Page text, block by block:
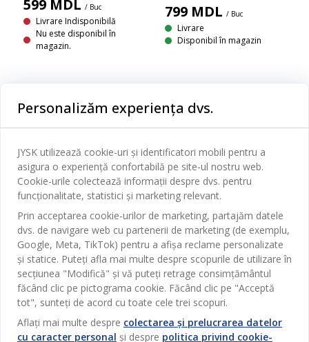
599 MDL / Buc
Livrare Indisponibilă
Nu este disponibil în
magazin.
799 MDL / Buc
Livrare
Disponibil în magazin
Categorii
Dormitor
Baie
Birou
Sufragerie
Bucătărie
Depozitare
Perdele
Grădină
Serviciul clienți
Contact Relații Clienți
Magazine și program
Broșură
Termeni si conditii vânzări online
Garantia prețului
Garanția Produselor
JYSK
Despre JYSK
JYSK.com
Presă
Locuri de muncă
SEDIU CENTRAL
TAROL-DD S.R.L. str. Jubiliara, 41A mun. Chișinău, Republica
Moldova
JYSK BUSINESS TO BUSINESS
JYSK RELAȚII CLIENȚI
Contact Relații Clienți
Telefon: 022 022 030
Urmărește Jysk
Personalizăm experiența dvs.
JYSK utilizează cookie-uri și identificatori mobili pentru a
asigura o experiență confortabilă pe site-ul nostru web.
Cookie-urile colectează informații despre dvs. pentru
funcționalitate, statistici și marketing relevant.
Prin acceptarea cookie-urilor de marketing, partajăm datele
dvs. de navigare web cu partenerii de marketing (de exemplu,
Google, Meta, TikTok) pentru a afișa reclame personalizate
și statice. Puteți afla mai multe despre scopurile de utilizare în
secțiunea "Modifică" și vă puteți retrage consimțământul
făcând clic pe pictograma cookie. Făcând clic pe "Acceptă
tot", sunteți de acord cu toate cele trei scopuri.
Aflați mai multe despre colectarea și prelucrarea datelor
cu caracter personal și despre politica privind cookie-